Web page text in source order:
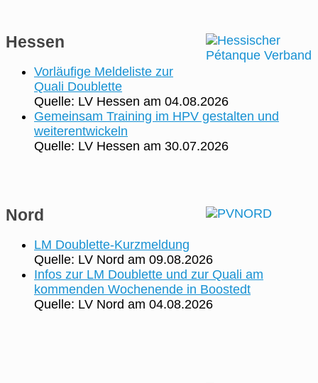
Hessen
Vorläufige Meldeliste zur
Quali Doublette
Quelle: LV Hessen am 04.08.2026
Gemeinsam Training im HPV gestalten und
weiterentwickeln
Quelle: LV Hessen am 30.07.2026
Nord
LM Doublette-Kurzmeldung
Quelle: LV Nord am 09.08.2026
Infos zur LM Doublette und zur Quali am
kommenden Wochenende in Boostedt
Quelle: LV Nord am 04.08.2026